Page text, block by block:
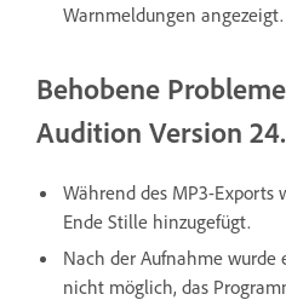
Warnmeldungen angezeigt.
Behobene
Audition Version
Während des MP3-Exports
Ende Stille hinzugefügt.
Nach der Aufnahme wurde
nicht möglich, das